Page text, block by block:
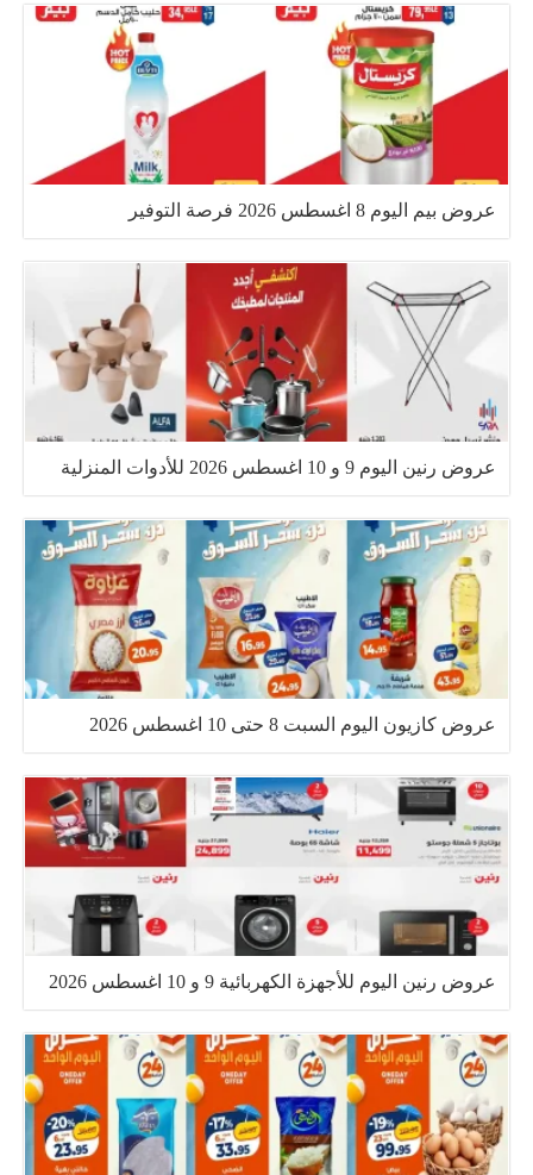
عروض بيم اليوم 8 اغسطس 2026 فرصة التوفير
عروض رنين اليوم 9 و 10 اغسطس 2026 للأدوات المنزلية
عروض كازيون اليوم السبت 8 حتى 10 اغسطس 2026
عروض رنين اليوم للأجهزة الكهربائية 9 و 10 اغسطس 2026